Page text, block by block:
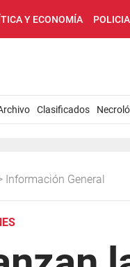
Y ECONOMÍA
Clasificados
Información General